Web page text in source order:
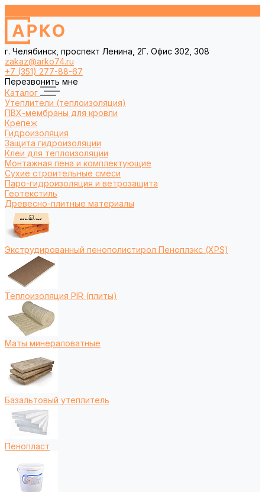
г. Челябинск, проспект Ленина, 2Г. Офис 302, 308
zakaz@arko74.ru
+7 (351) 277-88-67
Перезвонить мне
Каталог
Утеплители (теплоизоляция)
ПВХ-мембраны для кровли
Крепеж
Гидроизоляция
Защита гидроизоляции
Клеи для теплоизоляции
Монтажная пена и комплектующие
Сухие строительные смеси
Паро-гидроизоляция и ветрозащита
Геотекстиль
Древесно-плитные материалы
Экструдированный пенополистирол Пеноплэкс (XPS)
Теплоизоляция PIR (плиты)
Маты минераловатные
Базальтовый утеплитель
Пенопласт